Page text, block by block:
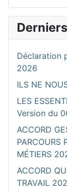
Déclaration
2026
ILS NE
LES
Version du
ACCORD
PARCOURS
MÉTIERS
ACCORD
TRAVAIL